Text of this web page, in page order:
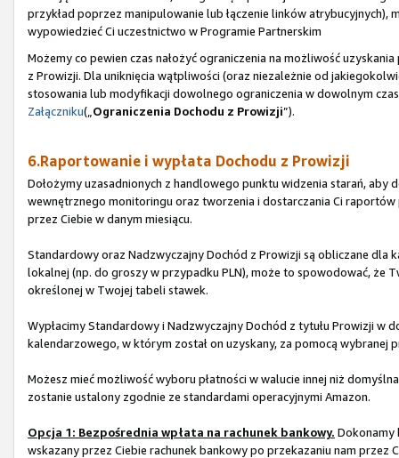
przykład poprzez manipulowanie lub łączenie linków
wypowiedzieć Ci uczestnictwo w Programie Partnerskim
Możemy co pewien czas nałożyć ograniczenia na możliwość
z Prowizji. Dla uniknięcia wątpliwości (oraz niezależnie od
stosowania lub modyfikacji dowolnego ograniczenia w dowolnym
Załączniku(„ Ograniczenia Dochodu z Prowizji”).
6.Raportowanie i wypłata Dochodu z Prowizji
Dołożymy uzasadnionych z handlowego punktu widzenia starań,
wewnętrznego monitoringu oraz tworzenia i dostarczania Ci
przez Ciebie w danym miesiącu.
Standardowy oraz Nadzwyczajny Dochód z Prowizji są obliczane
lokalnej (np. do groszy w przypadku PLN), może to spowodować, że
określonej w Twojej tabeli stawek.
Wypłacimy Standardowy i Nadzwyczajny Dochód z tytułu Prowizji w
kalendarzowego, w którym został on uzyskany, za pomocą wybranej
Możesz mieć możliwość wyboru płatności w walucie innej niż
zostanie ustalony zgodnie ze standardami operacyjnymi Amazon.
Opcja 1: Bezpośrednia wpłata na rachunek bankowy. Dokonamy
wskazany przez Ciebie rachunek bankowy po przekazaniu nam przez